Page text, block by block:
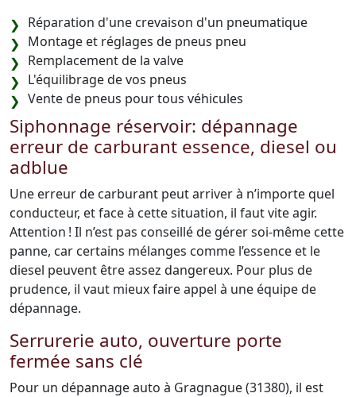
Réparation d'une crevaison d'un pneumatique
Montage et réglages de pneus pneu
Remplacement de la valve
L'équilibrage de vos pneus
Vente de pneus pour tous véhicules
Siphonnage réservoir: dépannage
erreur de carburant essence, diesel ou
adblue
Une erreur de carburant peut arriver à n’importe quel
conducteur, et face à cette situation, il faut vite agir.
Attention ! Il n’est pas conseillé de gérer soi-même cette
panne, car certains mélanges comme l’essence et le
diesel peuvent être assez dangereux. Pour plus de
prudence, il vaut mieux faire appel à une équipe de
dépannage.
Serrurerie auto, ouverture porte
fermée sans clé
Pour un dépannage auto à Gragnague (31380), il est